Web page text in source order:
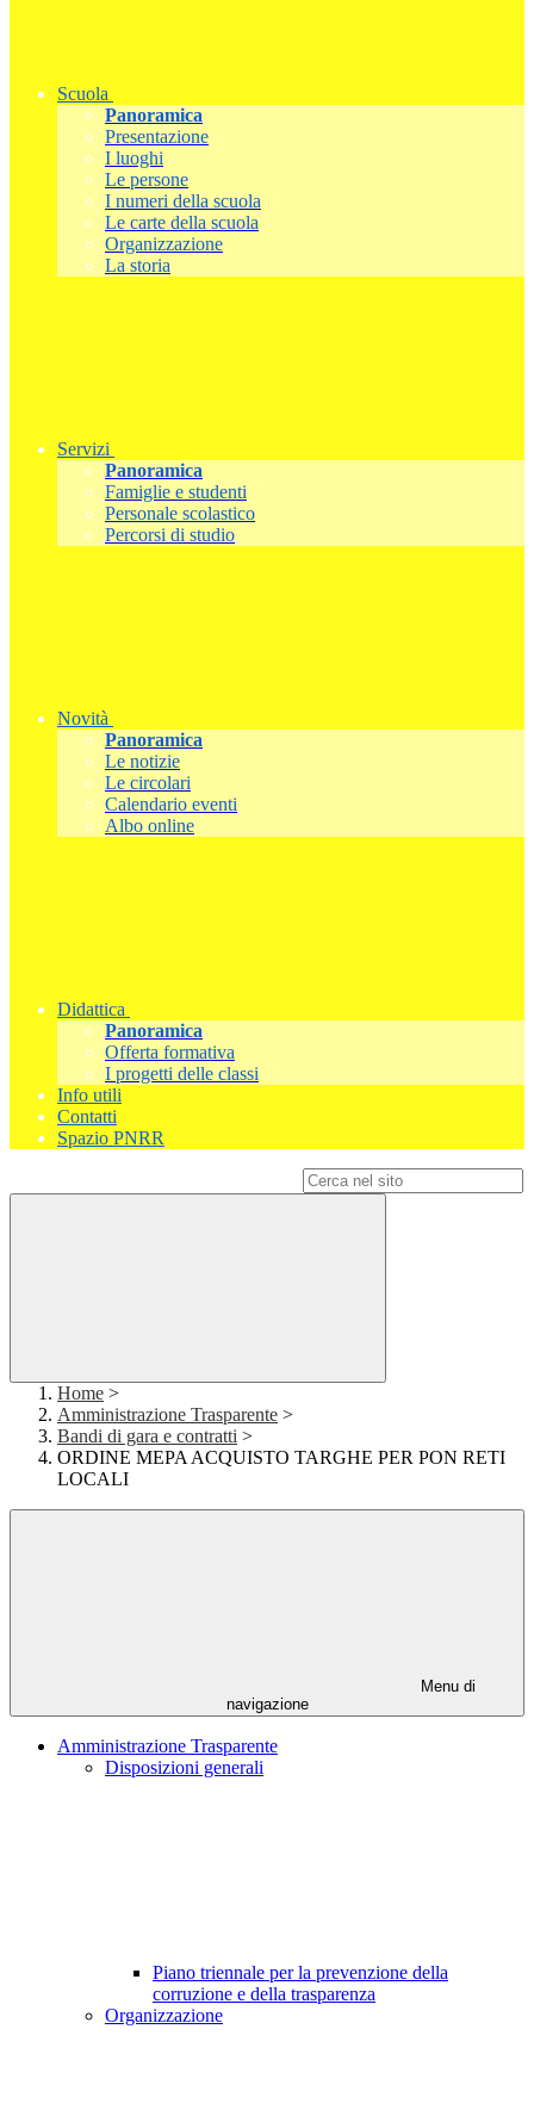
Scuola
Panoramica
Presentazione
I luoghi
Le persone
I numeri della scuola
Le carte della scuola
Organizzazione
La storia
Servizi
Panoramica
Famiglie e studenti
Personale scolastico
Percorsi di studio
Novità
Panoramica
Le notizie
Le circolari
Calendario eventi
Albo online
Didattica
Panoramica
Offerta formativa
I progetti delle classi
Info utili
Contatti
Spazio PNRR
Home >
Amministrazione Trasparente >
Bandi di gara e contratti >
ORDINE MEPA ACQUISTO TARGHE PER PON RETI
LOCALI
Menu di
navigazione
Amministrazione Trasparente
Disposizioni generali
Piano triennale per la prevenzione della
corruzione e della trasparenza
Organizzazione